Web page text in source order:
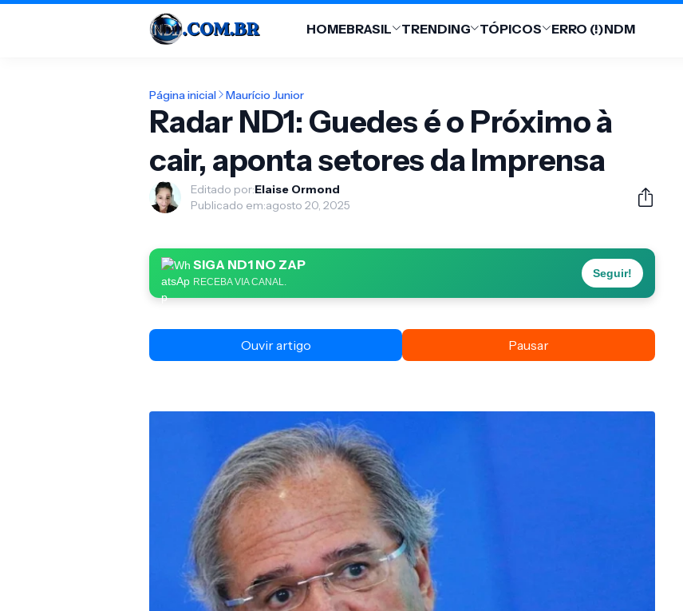
HOMEBRASIL TRENDING TÓPICOS ERRO (!)NDM
Página inicial Maurício Junior
Radar ND1: Guedes é o Próximo à
cair, aponta setores da Imprensa
Editado por:Elaise Ormond
Publicado em:agosto 20, 2025
SIGA ND1 NO ZAP
RECEBA VIA CANAL.
Seguir!
Ouvir artigo Pausar